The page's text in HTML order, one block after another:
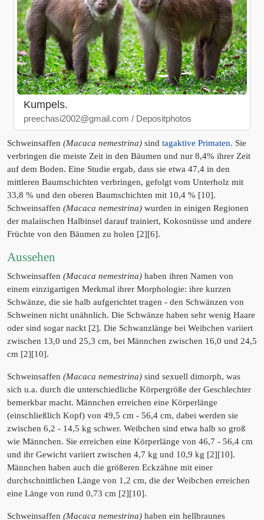
Kumpels.
preechasi2002@gmail.com / Depositphotos
Schweinsaffen (Macaca nemestrina) sind tagaktive Primaten. Sie
verbringen die meiste Zeit in den Bäumen und nur 8,4% ihrer Zeit
auf dem Boden. Eine Studie ergab, dass sie etwa 47,4 in den
mittleren Baumschichten verbringen, gefolgt vom Unterholz mit
33,8 % und den oberen Baumschichten mit 10,4 % [10].
Schweinsaffen (Macaca nemestrina) wurden in einigen Regionen
der malaiischen Halbinsel darauf trainiert, Kokosnüsse und andere
Früchte von den Bäumen zu holen [2][6].
Aussehen
Schweinsaffen (Macaca nemestrina) haben ihren Namen von
einem einzigartigen Merkmal ihrer Morphologie: ihre kurzen
Schwänze, die sie halb aufgerichtet tragen - den Schwänzen von
Schweinen nicht unähnlich. Die Schwänze haben sehr wenig Haare
oder sind sogar nackt [2]. Die Schwanzlänge bei Weibchen variiert
zwischen 13,0 und 25,3 cm, bei Männchen zwischen 16,0 und 24,5
cm [2][10].
Schweinsaffen (Macaca nemestrina) sind sexuell dimorph, was
sich u.a. durch die unterschiedliche Körpergröße der Geschlechter
bemerkbar macht. Männchen erreichen eine Körperlänge
(einschließlich Kopf) von 49,5 cm - 56,4 cm, dabei werden sie
zwischen 6,2 - 14,5 kg schwer. Weibchen sind etwa halb so groß
wie Männchen. Sie erreichen eine Körperlänge von 46,7 - 56,4 cm
und ihr Gewicht variiert zwischen 4,7 kg und 10,9 kg [2][10].
Männchen haben auch die größeren Eckzähne mit einer
durchschnittlichen Länge von 1,2 cm, die der Weibchen erreichen
eine Länge von rund 0,73 cm [2][10].
Schweinsaffen (Macaca nemestrina) haben ein hellbraunes